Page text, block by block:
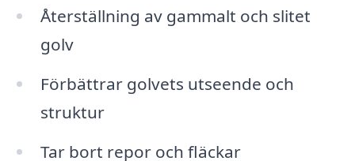
Återställning av gammalt och slitet
golv
Förbättrar golvets utseende och
struktur
Tar bort repor och fläckar